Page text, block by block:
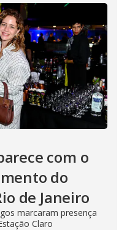
com o
do
de Janeiro
marcaram presença
Claro